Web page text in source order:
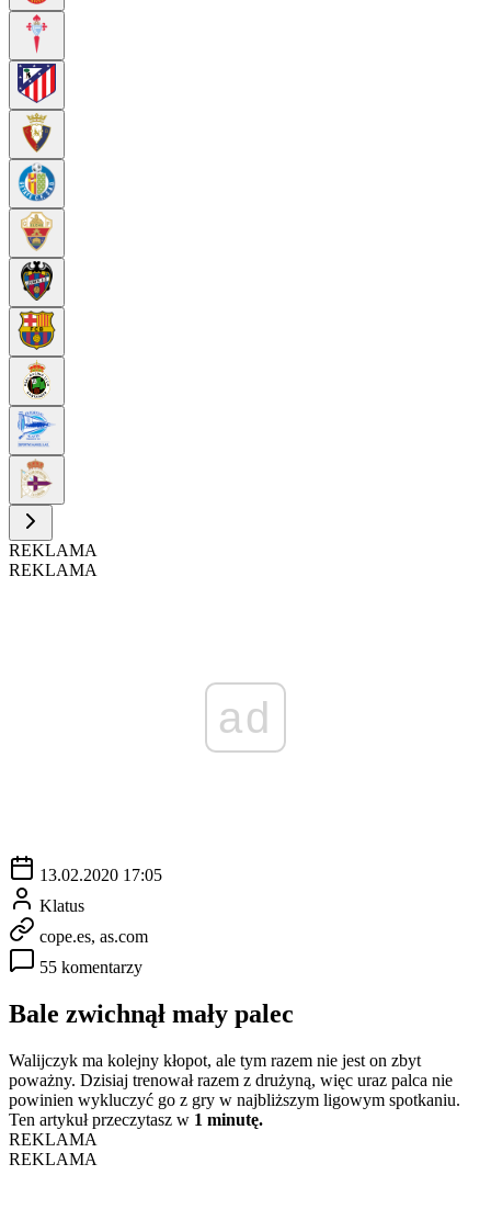
REKLAMA
REKLAMA
ad
13.02.2020 17:05
Klatus
cope.es, as.com
55 komentarzy
Bale zwichnął mały palec
Walijczyk ma kolejny kłopot, ale tym razem nie jest on zbyt
poważny. Dzisiaj trenował razem z drużyną, więc uraz palca nie
powinien wykluczyć go z gry w najbliższym ligowym spotkaniu.
Ten artykuł przeczytasz w 1 minutę.
REKLAMA
REKLAMA